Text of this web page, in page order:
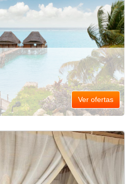
Ver ofertas